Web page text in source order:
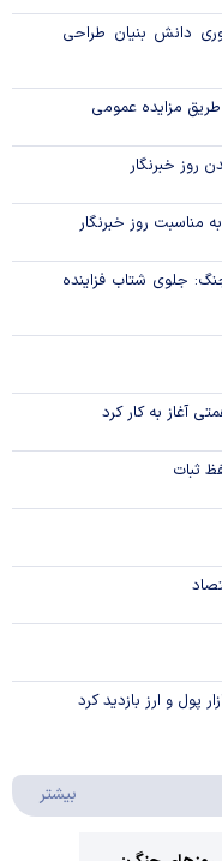
دانش بنیان طراحی
طریق مزایده عمومی
روز خبرنگار
مناسبت روز خبرنگار
جلوی شتاب فزاینده
آغاز به کار کرد
ثبات
پول و ارز بازدید کرد
بیشتر